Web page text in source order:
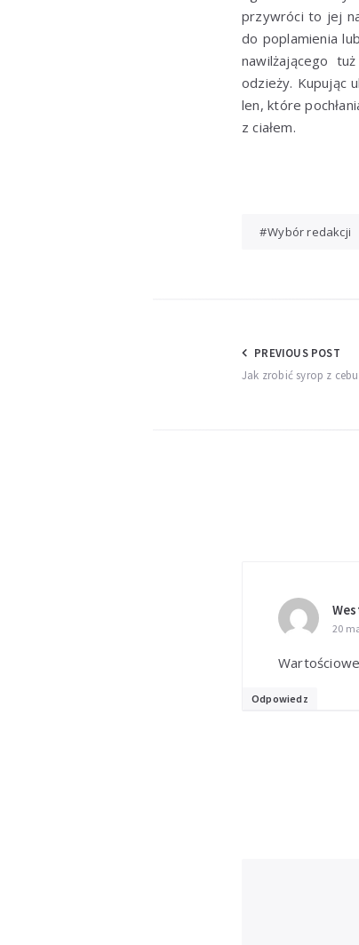
przywróci to jej
do poplamienia
nawilżającego
odzieży. Kupując
len, które
z ciałem.
Wybór redakcji
Nawigacja
wpisu
PREVIOUS POST
Jak zrobić syrop z
20
Odpowiedz